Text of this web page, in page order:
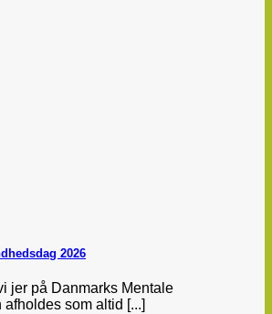
2026
jer på Danmarks Mentale
som altid [...]